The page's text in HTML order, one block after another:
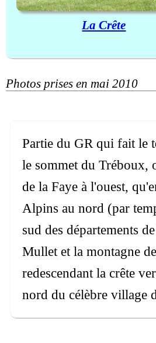
La Crête
Photos prises en mai 2010
Partie du GR qui fait le
le sommet du Tréboux,
de la Faye à l'ouest,
Alpins au nord (par
sud des départements
Mullet et la montagne
redescendant la crête
nord du célèbre village